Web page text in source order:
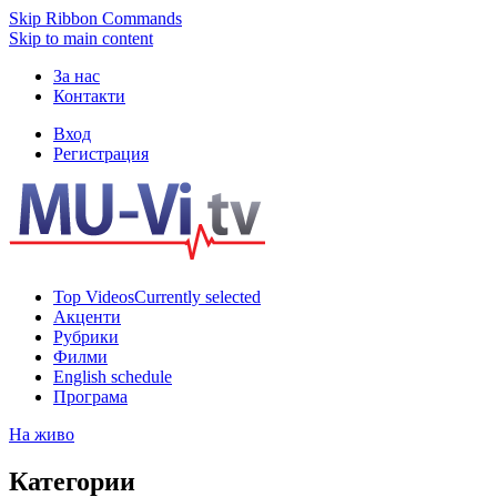
Skip Ribbon Commands
Skip to main content
За нас
Контакти
Вход
Регистрация
Top VideosCurrently selected
Акценти
Рубрики
Филми
English schedule
Програма
На живо
Категории